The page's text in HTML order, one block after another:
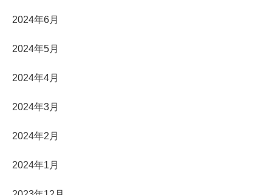
2024年6月
2024年5月
2024年4月
2024年3月
2024年2月
2024年1月